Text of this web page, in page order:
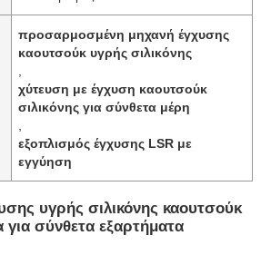
προσαρμοσμένη μηχανή έγχυσης
καουτσούκ υγρής σιλικόνης
χύτευση με έγχυση καουτσούκ
σιλικόνης για σύνθετα μέρη
εξοπλισμός έγχυσης LSR με
εγγύηση
υγρής σιλικόνης καουτσούκ
για σύνθετα εξαρτήματα